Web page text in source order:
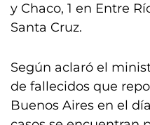
y Chaco, 1 en Entre
Santa Cruz.
Según aclaró el
de fallecidos que
Buenos Aires en el